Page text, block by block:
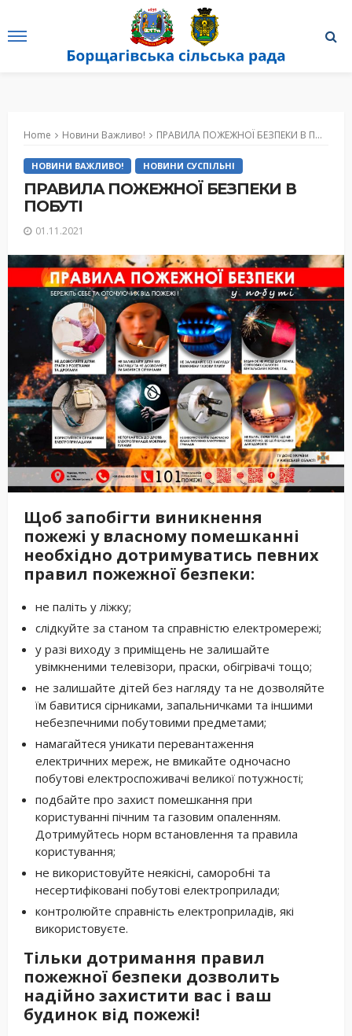
Home Новини Важливо! ПРАВИЛА ПОЖЕЖНОЇ БЕЗПЕКИ В ПОБУТІ
НОВИНИ ВАЖЛИВО! НОВИНИ СУСПІЛЬНІ
ПРАВИЛА ПОЖЕЖНОЇ БЕЗПЕКИ В
ПОБУТІ
01.11.2021
Щоб запобігти виникнення
пожежі у власному помешканні
необхідно дотримуватись певних
правил пожежної безпеки:
не паліть у ліжку;
слідкуйте за станом та справністю електромережі;
у разі виходу з приміщень не залишайте
увімкненими телевізори, праски, обігрівачі тощо;
не залишайте дітей без нагляду та не дозволяйте
їм бавитися сірниками, запальничками та іншими
небезпечними побутовими предметами;
намагайтеся уникати перевантаження
електричних мереж, не вмикайте одночасно
побутові електроспоживачі великої потужності;
подбайте про захист помешкання при
користуванні пічним та газовим опаленням.
Дотримуйтесь норм встановлення та правила
користування;
не використовуйте неякісні, саморобні та
несертифіковані побутові електроприлади;
контролюйте справність електроприладів, які
використовуєте.
Тільки дотримання правил
пожежної безпеки дозволить
надійно захистити вас і ваш
будинок від пожежі!